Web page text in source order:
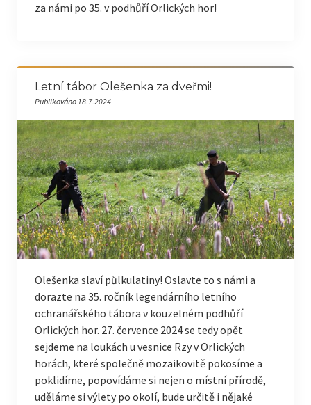
za námi po 35. v podhůří Orlických hor!
Letní tábor Olešenka za dveřmi!
Publikováno 18.7.2024
Olešenka slaví půlkulatiny! Oslavte to s námi a
dorazte na 35. ročník legendárního letního
ochranářského tábora v kouzelném podhůří
Orlických hor. 27. července 2024 se tedy opět
sejdeme na loukách u vesnice Rzy v Orlických
horách, které společně mozaikovitě pokosíme a
poklidíme, popovídáme si nejen o místní přírodě,
uděláme si výlety po okolí, bude určitě i nějaké